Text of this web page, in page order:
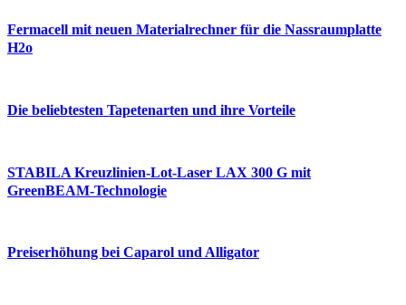
Fermacell mit neuen Materialrechner für die Nassraumplatte
H2o
Die beliebtesten Tapetenarten und ihre Vorteile
STABILA Kreuzlinien-Lot-Laser LAX 300 G mit
GreenBEAM-Technologie
Preiserhöhung bei Caparol und Alligator